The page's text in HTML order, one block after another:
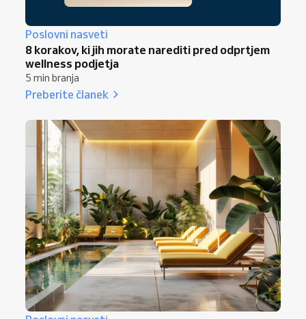
Poslovni nasveti
8 korakov, ki jih morate narediti pred odprtjem
wellness podjetja
5 min branja
Preberite članek